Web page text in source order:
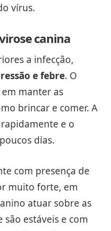
vírus.
canina
a infecção,
e febre. O
manter as
brincar e comer. A
e o
dias.
com presença de
muito forte, em
atuar sobre as
estáveis e com